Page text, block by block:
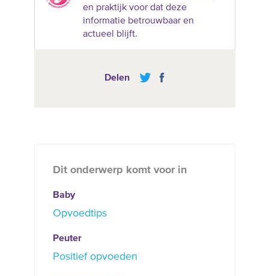
en praktijk voor dat deze
informatie betrouwbaar en
actueel blijft.
Delen
Dit onderwerp komt voor in
Baby
Opvoedtips
Peuter
Positief opvoeden